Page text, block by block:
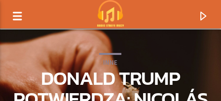
INNE
DONALD TRUMP